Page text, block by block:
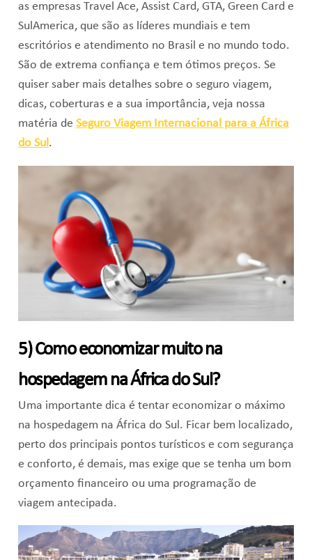
as empresas Travel Ace, Assist Card, GTA, Green Card e
SulAmerica, que são as líderes mundiais e tem
escritórios e atendimento no Brasil e no mundo todo.
São de extrema confiança e tem ótimos preços. Se
quiser saber mais detalhes sobre o seguro viagem,
dicas, coberturas e a sua importância, veja nossa
matéria de Seguro Viagem Internacional para a África
do Sul.
5) Como economizar muito na
hospedagem na África do Sul?
Uma importante dica é tentar economizar o máximo
na hospedagem na África do Sul. Ficar bem localizado,
perto dos principais pontos turísticos e com segurança
e conforto, é demais, mas exige que se tenha um bom
orçamento financeiro ou uma programação de
viagem antecipada.